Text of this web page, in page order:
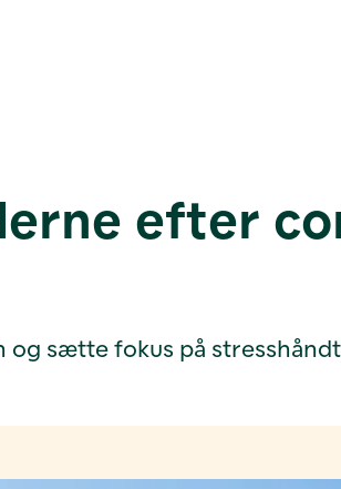
efter
og sætte fokus på